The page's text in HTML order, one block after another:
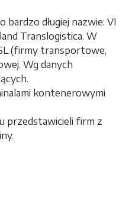
bardzo długiej nazwie: VI
Translogistica. W
(firmy transportowe,
Wg danych
kontenerowymi
przedstawicieli firm z